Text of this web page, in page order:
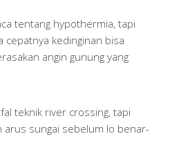
tentang hypothermia, tapi
cepatnya kedinginan bisa
angin gunung yang
teknik river crossing, tapi
arus sungai sebelum lo benar-